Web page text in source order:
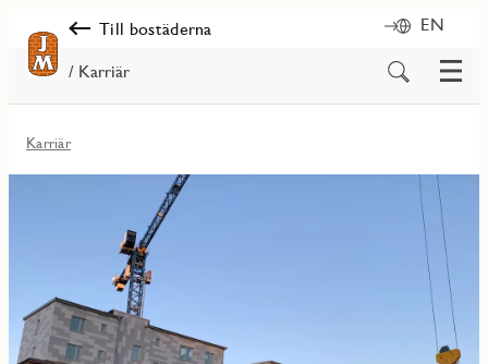
Till bostäderna EN
/ Karriär
Sök
innehåll
Meny
Karriär